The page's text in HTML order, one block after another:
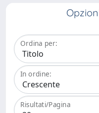
Ordina per:
In ordine:
Risultati/Pagina